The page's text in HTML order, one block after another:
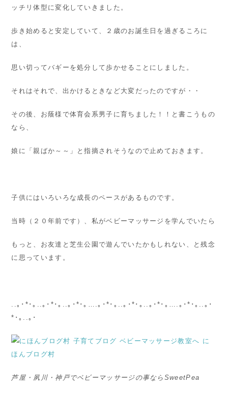
ッチリ体型に変化していきました。
歩き始めると安定していて、２歳のお誕生日を過ぎるころに
は、
思い切ってバギーを処分して歩かせることにしました。
それはそれで、出かけるときなど大変だったのですが・・
その後、お蔭様で体育会系男子に育ちました！！と書こうもの
なら、
娘に「親ばか～～」と指摘されそうなので止めておきます。
子供にはいろいろな成長のペースがあるものです。
当時（２０年前です）、私がベビーマッサージを学んでいたら
もっと、お友達と芝生公園で遊んでいたかもしれない、と残念
に思っています。
..｡･*･｡..｡･*･｡..｡･*･｡….｡･*･｡..｡･*･｡..｡･*･｡….｡･*･｡..｡･
*･｡..｡･
に
ほんブログ村
芦屋・夙川・神戸でベビーマッサージの事ならSweetPea